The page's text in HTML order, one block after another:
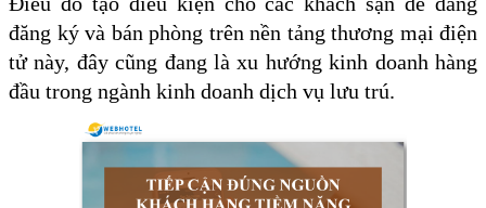
đăng ký và bán phòng trên nền tảng thương mại điện
tử này, đây cũng đang là xu hướng kinh doanh hàng
đầu trong ngành kinh doanh dịch vụ lưu trú.